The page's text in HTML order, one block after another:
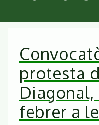
protesta
Diagonal,
febrer a